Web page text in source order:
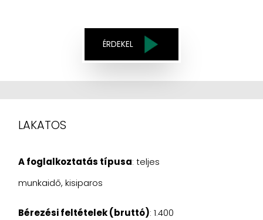
ÉRDEKEL
LAKATOS
A foglalkoztatás típusa: teljes
munkaidő, kisiparos
Bérezési feltételek (bruttó): 1.400